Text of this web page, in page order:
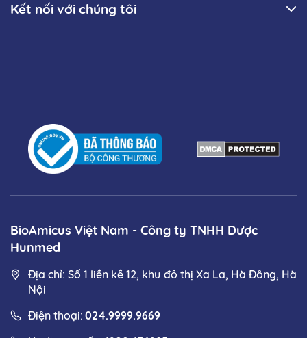
BioAmicus Việt Nam - Công ty TNHH Dược
Hunmed
Địa chỉ: Số 1 liền kề 12, khu đô thị Xa La, Hà Đông, Hà
Nội
Điện thoại: 024.9999.9669
Kết nối với chúng tôi